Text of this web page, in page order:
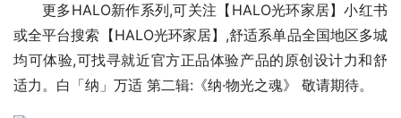
更多HALO新作系列,可关注【HALO光环家居】小红书
或全平台搜索【HALO光环家居】,舒适系单品全国地区多城
均可体验,可找寻就近官方正品体验产品的原创设计力和舒
适力。白「纳」万适 第二辑:《纳·物光之魂》 敬请期待。